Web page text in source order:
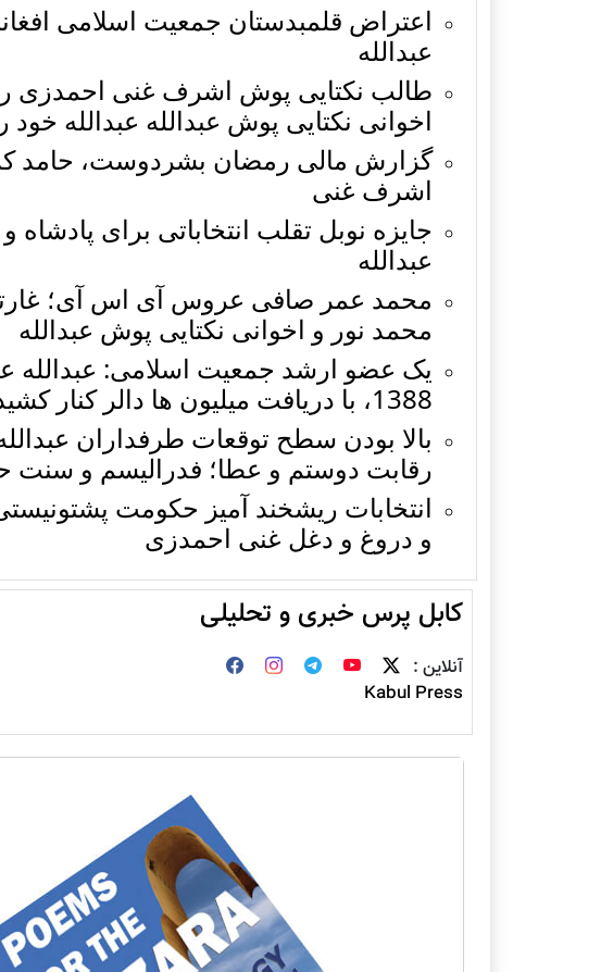
اعتراض قلمبدستان جمعیت اسلامی
عبدالله
طالب نکتایی پوش اشرف غنی احمدزی
اخوانی نکتایی پوش عبدالله عبدالله
گزارش مالی رمضان بشردوست، حامد
اشرف غنی
جایزه نوبل تقلب انتخاباتی برای
عبدالله
محمد عمر صافی عروس آی اس آی؛
محمد نور و اخوانی نکتایی پوش عبدالله
یک عضو ارشد جمعیت اسلامی: عبدالله
1388، با دریافت میلیون ها دالر کنار کشید
بالا بودن سطح توقعات طرفداران
رقابت دوستم و عطا؛ فدرالیسم و سنت
انتخابات ریشخند آمیز حکومت
و دروغ و دغل غنی احمدزی
کابل پرس خبری و تحلیلی
آنلاین :
Kabul Press